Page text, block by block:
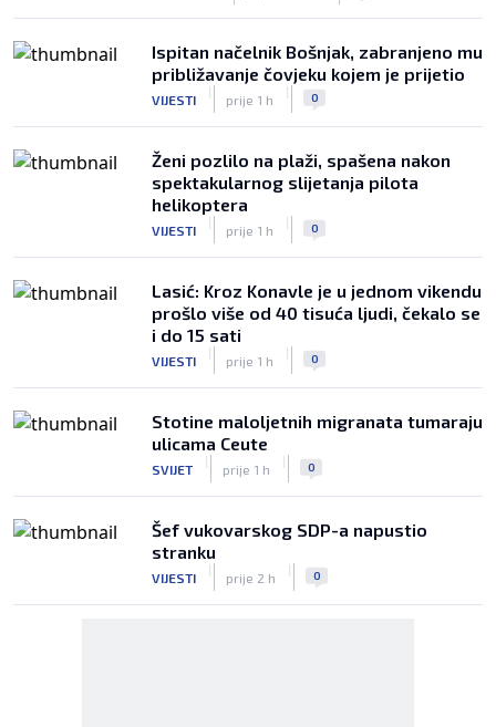
Ispitan načelnik Bošnjak, zabranjeno mu
približavanje čovjeku kojem je prijetio
VIJESTI
|
prije 1 h
| 0
Ženi pozlilo na plaži, spašena nakon
spektakularnog slijetanja pilota
helikoptera
VIJESTI
|
prije 1 h
| 0
Lasić: Kroz Konavle je u jednom vikendu
prošlo više od 40 tisuća ljudi, čekalo se
i do 15 sati
VIJESTI
|
prije 1 h
| 0
Stotine maloljetnih migranata tumaraju
ulicama Ceute
SVIJET
|
prije 1 h
| 0
Šef vukovarskog SDP-a napustio
stranku
VIJESTI
|
prije 2 h
| 0